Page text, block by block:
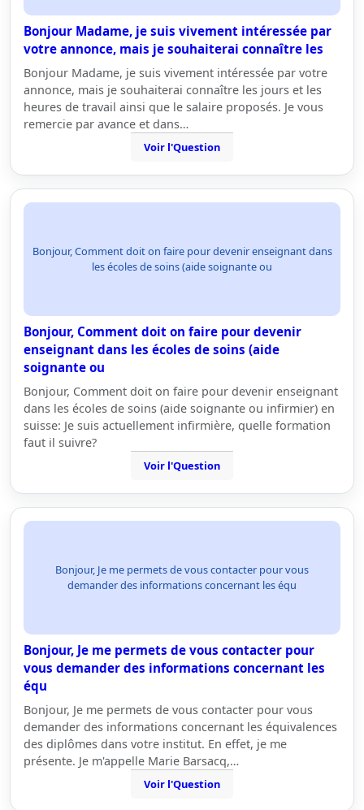
Bonjour Madame, je suis vivement intéressée par
votre annonce, mais je souhaiterai connaître les
Bonjour Madame, je suis vivement intéressée par votre
annonce, mais je souhaiterai connaître les jours et les
heures de travail ainsi que le salaire proposés. Je vous
remercie par avance et dans…
Voir l'Question
Bonjour, Comment doit on faire pour devenir enseignant dans
les écoles de soins (aide soignante ou
Bonjour, Comment doit on faire pour devenir
enseignant dans les écoles de soins (aide
soignante ou
Bonjour, Comment doit on faire pour devenir enseignant
dans les écoles de soins (aide soignante ou infirmier) en
suisse: Je suis actuellement infirmière, quelle formation
faut il suivre?
Voir l'Question
Bonjour, Je me permets de vous contacter pour vous
demander des informations concernant les équ
Bonjour, Je me permets de vous contacter pour
vous demander des informations concernant les
équ
Bonjour, Je me permets de vous contacter pour vous
demander des informations concernant les équivalences
des diplômes dans votre institut. En effet, je me
présente. Je m'appelle Marie Barsacq,…
Voir l'Question